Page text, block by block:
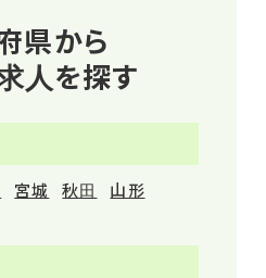
県から
人を探す
宮城 秋田
山形